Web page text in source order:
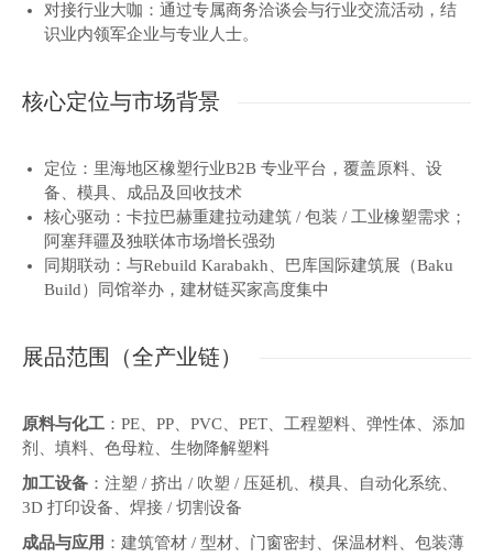
对接行业大咖：通过专属商务洽谈会与行业交流活动，结
识业内领军企业与专业人士。
核心定位与市场背景
定位：里海地区橡塑行业B2B 专业平台，覆盖原料、设
备、模具、成品及回收技术
核心驱动：卡拉巴赫重建拉动建筑 / 包装 / 工业橡塑需求；
阿塞拜疆及独联体市场增长强劲
同期联动：与Rebuild Karabakh、巴库国际建筑展（Baku
Build）同馆举办，建材链买家高度集中
展品范围（全产业链）
原料与化工 ：PE、PP、PVC、PET、工程塑料、弹性体、添加
剂、填料、色母粒、生物降解塑料
加工设备 ：注塑 / 挤出 / 吹塑 / 压延机、模具、自动化系统、
3D 打印设备、焊接 / 切割设备
成品与应用 ：建筑管材 / 型材、门窗密封、保温材料、包装薄